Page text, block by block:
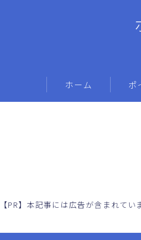
ホーム ポ
【PR】本記事には広告が含まれてい